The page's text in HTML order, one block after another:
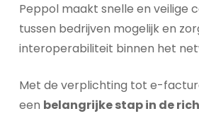
Peppol maakt snelle en veilige
tussen bedrijven mogelijk en
interoperabiliteit binnen het
Met de verplichting tot e-
een belangrijke stap in de